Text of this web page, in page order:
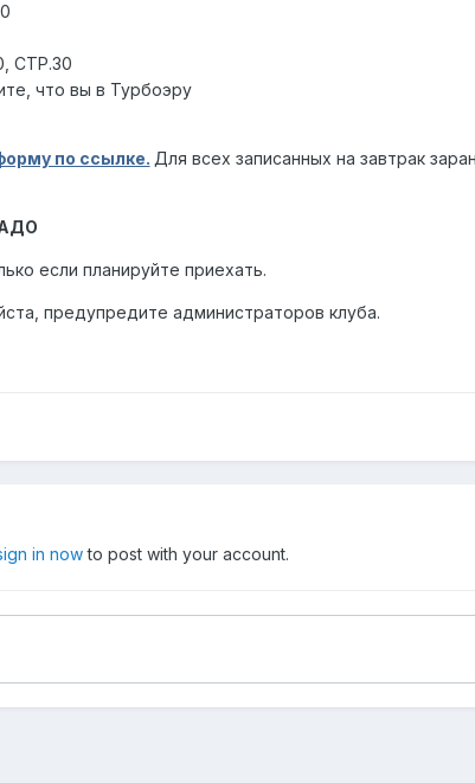
СТР.30
что вы в Турбоэру
по ссылке. Для всех записанных на завтрак
если планируйте приехать.
предупредите администраторов клуба.
in nowto post with your account.